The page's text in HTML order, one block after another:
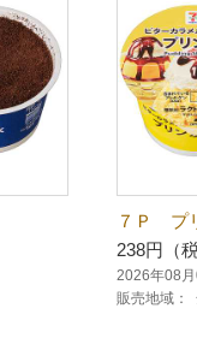
７Ｐ プ
238円（
2026年08
販売地域：